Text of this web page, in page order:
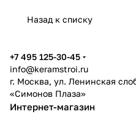
Назад к списку
+7 495 125-30-45
info@keramstroi.ru
г. Москва, ул. Ленинская
«Симонов Плаза»
Интернет-магазин